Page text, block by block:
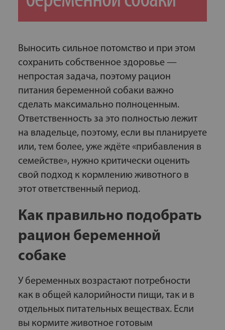
Выносить сильное потомство и при этом
сохранить собственное здоровье —
непростая задача, поэтому рацион
питания беременной собаки важно
сделать максимально полноценным.
Ответственность за это полностью лежит
на владельце, поэтому, если вы планируете
или, тем более, уже ждёте «прибавления в
семействе», нужно критически оценить
свой подход к кормлению животного в
этот ответственный период.
Как правильно подобрать
рацион беременной
собаке
У беременных возрастают потребности
как в общей калорийности пищи, так и в
отдельных питательных веществах. Если
вы кормите животное готовым